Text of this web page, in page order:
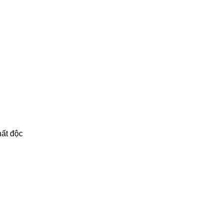
độc